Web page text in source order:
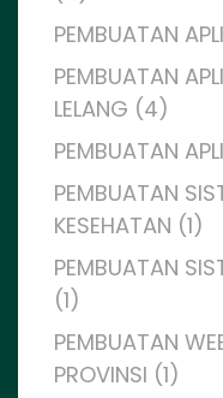
PEMBUATAN
PEMBUATAN
LELANG (4)
PEMBUATAN
PEMBUATAN
KESEHATAN (1)
PEMBUATAN
(1)
PEMBUATAN
PROVINSI (1)